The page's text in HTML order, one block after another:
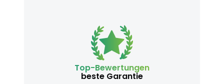
Top-Bewertungen
beste Garantie